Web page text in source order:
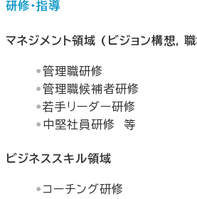
研修・指導
マネジメント領域 (ビジョン構想,
管理職研修
管理職候補者研修
若手リーダー研修
中堅社員研修 等
ビジネススキル領域
コーチング研修